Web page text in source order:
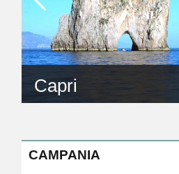
Capri
CAMPANIA